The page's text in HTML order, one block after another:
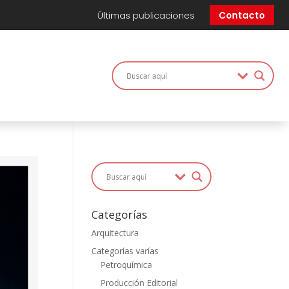
Últimas publicaciones Contacto
Categorías
Arquitectura
Categorías varías
Petroquímica
Producción Editorial